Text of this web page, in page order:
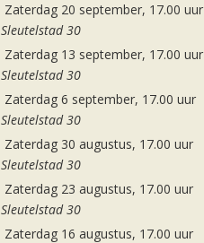
Zaterdag 20 september, 17.00 uur
Sleutelstad 30
Zaterdag 13 september, 17.00 uur
Sleutelstad 30
Zaterdag 6 september, 17.00 uur
Sleutelstad 30
Zaterdag 30 augustus, 17.00 uur
Sleutelstad 30
Zaterdag 23 augustus, 17.00 uur
Sleutelstad 30
Zaterdag 16 augustus, 17.00 uur